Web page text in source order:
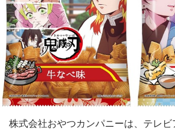
株式会社おやつカンパニーは、テレビ